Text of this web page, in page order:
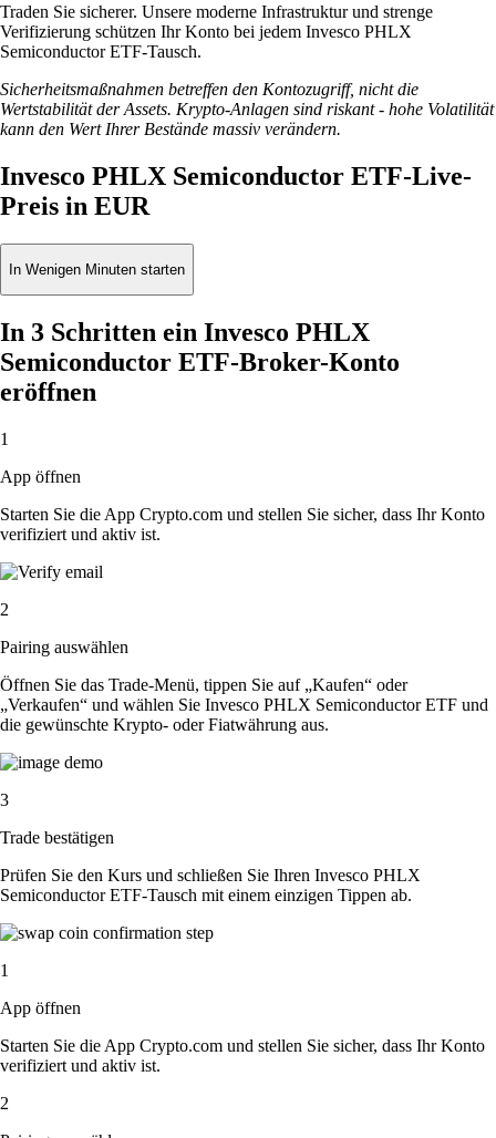
Traden Sie sicherer. Unsere moderne Infrastruktur und strenge
Verifizierung schützen Ihr Konto bei jedem Invesco PHLX
Semiconductor ETF-Tausch.
Sicherheitsmaßnahmen betreffen den Kontozugriff, nicht die
Wertstabilität der Assets. Krypto-Anlagen sind riskant - hohe Volatilität
kann den Wert Ihrer Bestände massiv verändern.
Invesco PHLX Semiconductor ETF-Live-
Preis in EUR
In Wenigen Minuten starten
In 3 Schritten ein Invesco PHLX
Semiconductor ETF-Broker-Konto
eröffnen
1
App öffnen
Starten Sie die App Crypto.com und stellen Sie sicher, dass Ihr Konto
verifiziert und aktiv ist.
2
Pairing auswählen
Öffnen Sie das Trade-Menü, tippen Sie auf „Kaufen“ oder
„Verkaufen“ und wählen Sie Invesco PHLX Semiconductor ETF und
die gewünschte Krypto- oder Fiatwährung aus.
3
Trade bestätigen
Prüfen Sie den Kurs und schließen Sie Ihren Invesco PHLX
Semiconductor ETF-Tausch mit einem einzigen Tippen ab.
1
App öffnen
Starten Sie die App Crypto.com und stellen Sie sicher, dass Ihr Konto
verifiziert und aktiv ist.
2